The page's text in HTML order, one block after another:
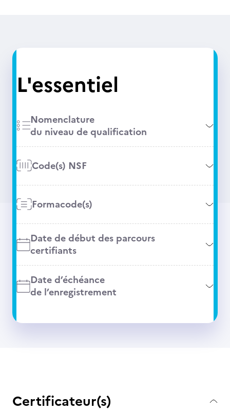
L'essentiel
Nomenclature
du niveau de qualification
Code(s) NSF
Formacode(s)
Date de début des parcours
certifiants
Date d’échéance
de l’enregistrement
Certificateur(s)